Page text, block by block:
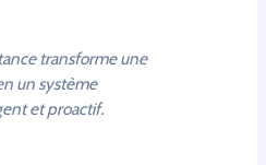
transforme une
un système
et proactif.